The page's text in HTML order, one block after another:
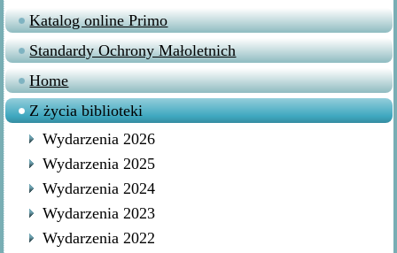
Katalog online Primo
Standardy Ochrony Małoletnich
Home
Z życia biblioteki
Wydarzenia 2026
Wydarzenia 2025
Wydarzenia 2024
Wydarzenia 2023
Wydarzenia 2022